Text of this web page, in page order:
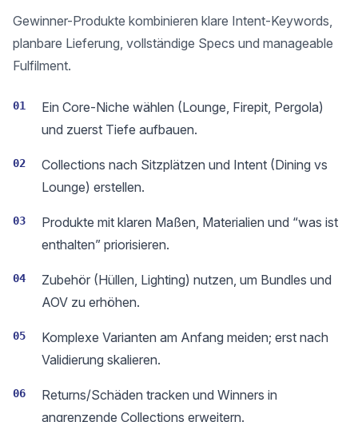
Gewinner-Produkte kombinieren klare Intent-Keywords,
planbare Lieferung, vollständige Specs und manageable
Fulfilment.
01
Ein Core-Niche wählen (Lounge, Firepit, Pergola)
und zuerst Tiefe aufbauen.
02
Collections nach Sitzplätzen und Intent (Dining vs
Lounge) erstellen.
03
Produkte mit klaren Maßen, Materialien und “was ist
enthalten” priorisieren.
04
Zubehör (Hüllen, Lighting) nutzen, um Bundles und
AOV zu erhöhen.
05
Komplexe Varianten am Anfang meiden; erst nach
Validierung skalieren.
06
Returns/Schäden tracken und Winners in
angrenzende Collections erweitern.